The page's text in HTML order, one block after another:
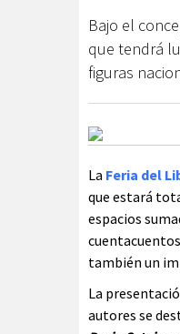
Bajo el
que tendrá
figuras
La Feria del
que estará
espacios
también un
La
autores se